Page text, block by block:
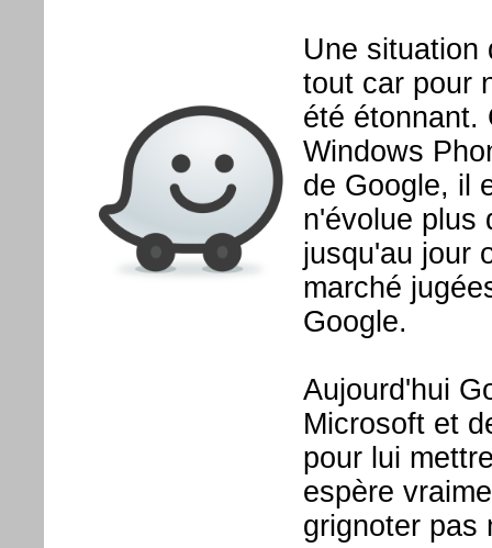
Une situation
tout car pour
été étonnant.
Windows
de Google, il
n'évolue plus
jusqu'au jour
marché
Google.
Aujourd'hui
Microsoft et
pour lui
espère
grignoter pas